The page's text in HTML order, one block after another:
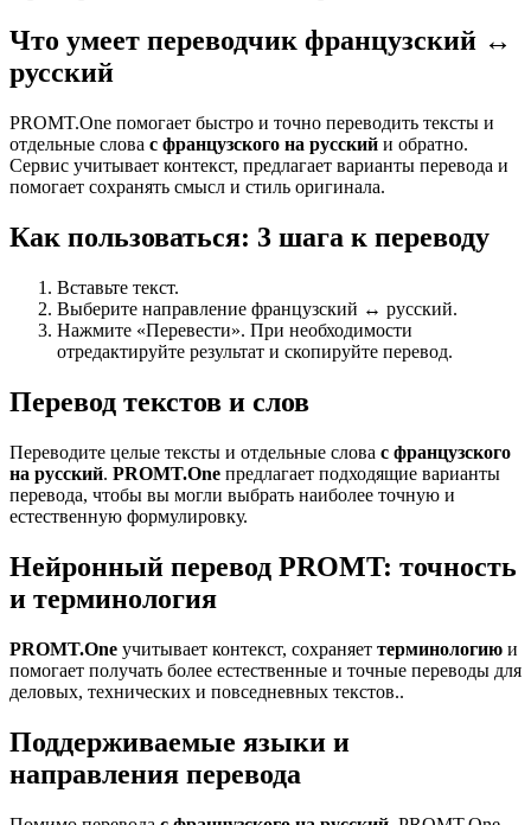
Что умеет переводчик французский ↔
русский
PROMT.One помогает быстро и точно переводить тексты и
отдельные слова с французского на русский и обратно.
Сервис учитывает контекст, предлагает варианты перевода и
помогает сохранять смысл и стиль оригинала.
Как пользоваться: 3 шага к переводу
Вставьте текст.
Выберите направление французский ↔ русский.
Нажмите «Перевести». При необходимости
отредактируйте результат и скопируйте перевод.
Перевод текстов и слов
Переводите целые тексты и отдельные слова с французского
на русский. PROMT.One предлагает подходящие варианты
перевода, чтобы вы могли выбрать наиболее точную и
естественную формулировку.
Нейронный перевод PROMT: точность
и терминология
PROMT.One учитывает контекст, сохраняет терминологию и
помогает получать более естественные и точные переводы для
деловых, технических и повседневных текстов..
Поддерживаемые языки и
направления перевода